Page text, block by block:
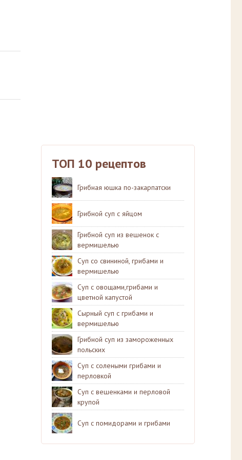
ТОП 10 рецептов
Грибная юшка по-закарпатски
Грибной суп с яйцом
Грибной суп из вешенок с
вермишелью
Суп со свининой, грибами и
вермишелью
Суп с овощами,грибами и
цветной капустой
Сырный суп с грибами и
вермишелью
Грибной суп из замороженных
польских
Суп с солеными грибами и
перловкой
Суп с вешенками и перловой
крупой
Суп с помидорами и грибами